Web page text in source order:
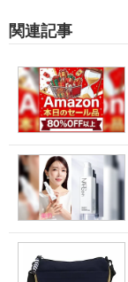
関連記事